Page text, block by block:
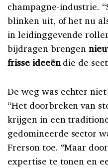
champagne-industrie.
blinken uit, of het nu
in leidinggevende
bijdragen brengen
frisse ideeëndie de
De weg was echter
“Het doorbreken van
krijgen in een
gedomineerde sector
Frerson toe. “Maar
expertise te tonen en